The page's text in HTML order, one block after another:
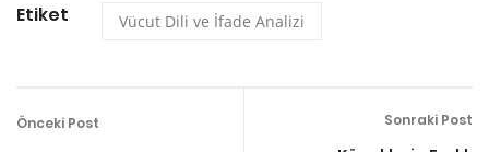
Etiket Vücut Dili ve İfade Analizi
Önceki Post Sonraki Post